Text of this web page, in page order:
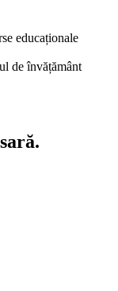
educaționale
de învățământ